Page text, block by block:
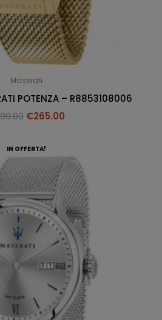
Maserati
POTENZA – R8853108006
€265.00
IN OFFERTA!